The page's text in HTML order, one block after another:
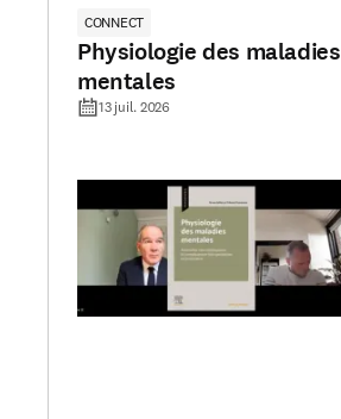
CONNECT
Physiologie des maladies
mentales
13 juil. 2026